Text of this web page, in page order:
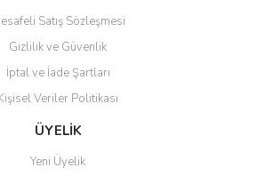
Satış Sözleşmesi
Gizlilik ve Güvenlik
İptal ve İade Şartları
Veriler Politikası
ÜYELİK
Yeni Üyelik